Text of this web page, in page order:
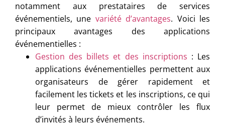
notamment aux prestataires de services
événementiels, une variété d’avantages. Voici les
principaux avantages des applications
événementielles :
Gestion des billets et des inscriptions : Les
applications événementielles permettent aux
organisateurs de gérer rapidement et
facilement les tickets et les inscriptions, ce qui
leur permet de mieux contrôler les flux
d’invités à leurs événements.